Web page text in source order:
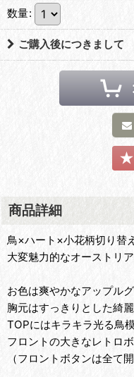
数量:
ご購入後につきまして
商品詳細
鳥×ハート×小花柄切り替
大変魅力的なオーストリ
お色は爽やかなアップル
胸元はすっきりとした綺
TOPにはキラキラ光る鳥
フロントの大きなレトロ
（フロントボタンは全て